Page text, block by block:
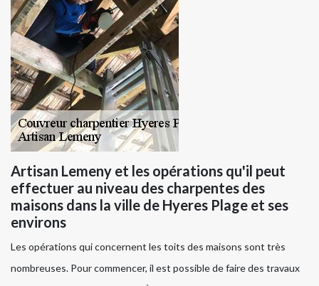
Artisan Lemeny et les opérations qu'il peut
effectuer au niveau des charpentes des
maisons dans la ville de Hyeres Plage et ses
environs
Les opérations qui concernent les toits des maisons sont très
nombreuses. Pour commencer, il est possible de faire des travaux